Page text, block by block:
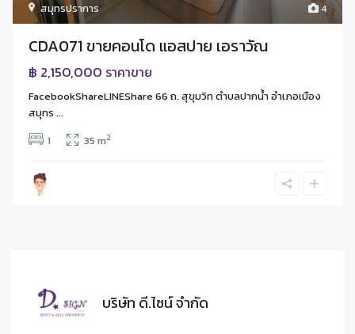
4
สมุทรปราการ
CDA071 ขายคอนโด แอสปาย เอราวัณ
฿ 2,150,000 ราคาขาย
FacebookShareLINEShare 66 ถ. สุขุมวิท ตำบลปากน้ำ อำเภอเมือง
สมุทร ...
1
35 m2
บริษัท ดี.ไซน์ จํากัด